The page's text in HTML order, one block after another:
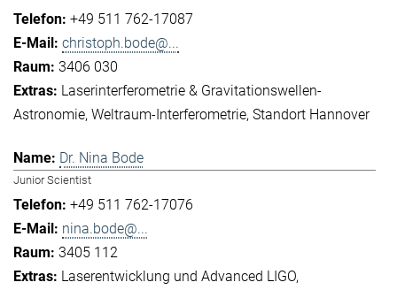
+49 511 762-17087
christoph.bode@...
3406 030
Laserinterferometrie & Gravitationswellen-
Astronomie Weltraum-Interferometrie Standort Hannover
Dr. Nina Bode
Junior Scientist
+49 511 762-17076
nina.bode@...
3405 112
Laserentwicklung und Advanced LIGO